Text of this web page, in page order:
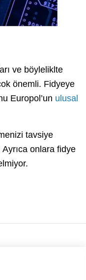
ve böyleliklte
önemli. Fidyeye
Europol’un ulusal
tavsiye
onlara fidye